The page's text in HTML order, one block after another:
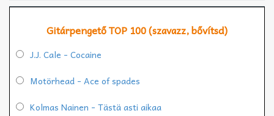
Gitárpengető TOP 100 (szavazz, bővítsd)
J.J. Cale - Cocaine
Motörhead - Ace of spades
Kolmas Nainen - Tästä asti aikaa